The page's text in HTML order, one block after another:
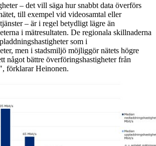
– det vill säga hur snabbt data överförs
till exempel vid videosamtal eller
– är i regel betydligt lägre än
i mätresultaten. De regionala skillnaderna
som i
men i stadsmiljö möjliggör nätets högre
något bättre överföringshastigheter från
förklarar Heinonen.